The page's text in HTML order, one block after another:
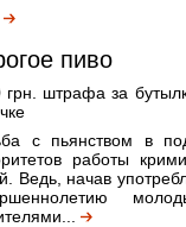
пиво
грн. штрафа за
с пьянством в
работы
Ведь, начав